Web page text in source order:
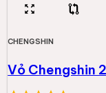
CHENGSHIN
Vỏ Chengshin